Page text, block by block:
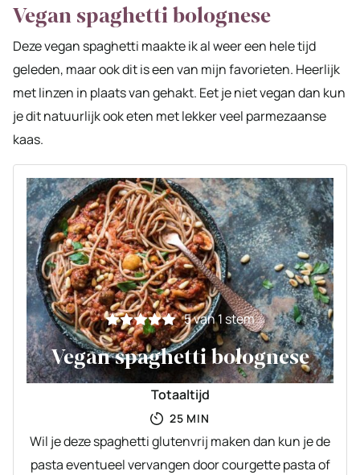
Vegan spaghetti bolognese
Deze vegan spaghetti maakte ik al weer een hele tijd
geleden, maar ook dit is een van mijn favorieten. Heerlijk
met linzen in plaats van gehakt. Eet je niet vegan dan kun
je dit natuurlijk ook eten met lekker veel parmezaanse
kaas.
5van 1 stem
Vegan spaghetti bolognese
Totaaltijd
25MINUTEN
MIN
Wil je deze spaghetti glutenvrij maken dan kun je de
pasta eventueel vervangen door courgette pasta of